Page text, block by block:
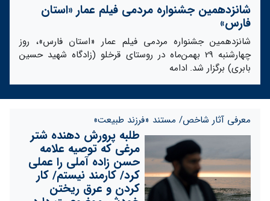
شانزدهمین جشنواره مردمی فیلم عمار «استان
فارس»
شانزدهمین جشنواره مردمی فیلم عمار «استان فارس»، روز
چهارشنبه 29 بهمن‌ماه در روستای قرخلو (زادگاه شهید حسین
بابری) برگزار شد. ادامه
معرفی آثار شاخص/ مستند «فرزند طبیعت»
طلبه پرورش دهنده شتر
مرغی که ‌توصیه علامه
حسن زاده آملی را عملی
کرد/ کارمند نیستم/ کار
کردن و عرق ریختن